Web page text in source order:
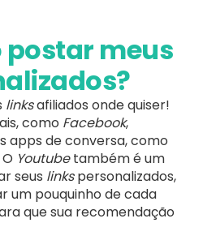
postar meus
linksafiliados onde quiser!
como Facebook,
apps de conversa, como
Youtubetambém é um
seus linkspersonalizados,
um pouquinho de cada
que sua recomendação